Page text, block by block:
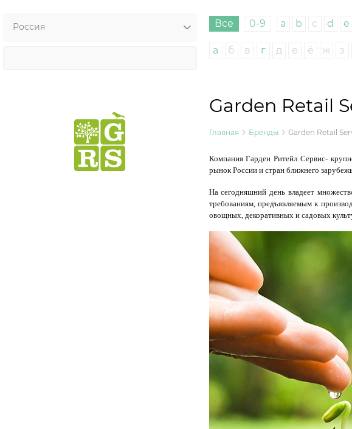
Все 0-9 a b c d e
а б в г д е ё ж з
Garden Retail
Главная Бренды Garden Retail
Компания Гарден Ритейл Сервис-
рынок России и стран ближнего
На сегодняшний день владеет
требованиям, предъявляемым к
овощных, декоративных и садовых